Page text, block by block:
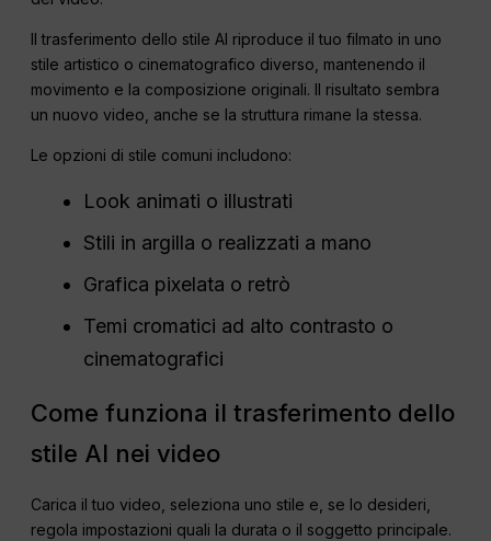
Il trasferimento dello stile AI riproduce il tuo filmato in uno
stile artistico o cinematografico diverso, mantenendo il
movimento e la composizione originali. Il risultato sembra
un nuovo video, anche se la struttura rimane la stessa.
Le opzioni di stile comuni includono:
Look animati o illustrati
Stili in argilla o realizzati a mano
Grafica pixelata o retrò
Temi cromatici ad alto contrasto o
cinematografici
Come funziona il trasferimento dello
stile AI nei video
Carica il tuo video, seleziona uno stile e, se lo desideri,
regola impostazioni quali la durata o il soggetto principale.